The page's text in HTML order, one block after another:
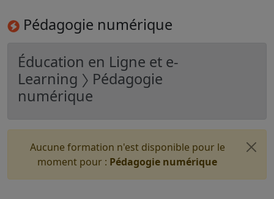
Pédagogie numérique
Éducation en Ligne et e-
Learning 〉 Pédagogie
numérique
Aucune formation n'est disponible pour le
moment pour : Pédagogie numérique